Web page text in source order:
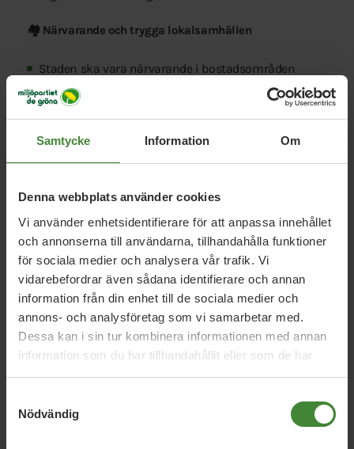
Samtycke Information Om
Denna webbplats använder cookies
Vi använder enhetsidentifierare för att anpassa innehållet
och annonserna till användarna, tillhandahålla funktioner
för sociala medier och analysera vår trafik. Vi
vidarebefordrar även sådana identifierare och annan
information från din enhet till de sociala medier och
annons- och analysföretag som vi samarbetar med.
Dessa kan i sin tur kombinera informationen med annan
information som du har tillhandahållit eller som de har
samlat in när du har använt deras tjänster.
Nödvändig
🏘️ Närvarande och trygga lokalsamhällen
Staden ska vara närvarande i bostadsområden
Fler mötesplatser och sociala sammanhang
🚫 Insatser mot våld och droger
Stärka arbetet mot våld i nära relationer och
narkotikaanvändning
Öka kunskap och tidiga insatser
Skapa alternativ till kriminalitet för unga
Vi har svaren på dina